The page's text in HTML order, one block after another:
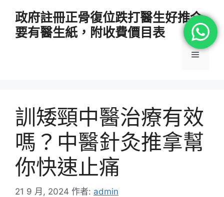
政府註冊正骨復位跌打醫生好推介
要有醫生紙，附收費價目表
選
訓矮頸中醫治療有效
嗎？中醫針灸推拿幫
你快速止痛
21 9 月, 2024 作者: admin